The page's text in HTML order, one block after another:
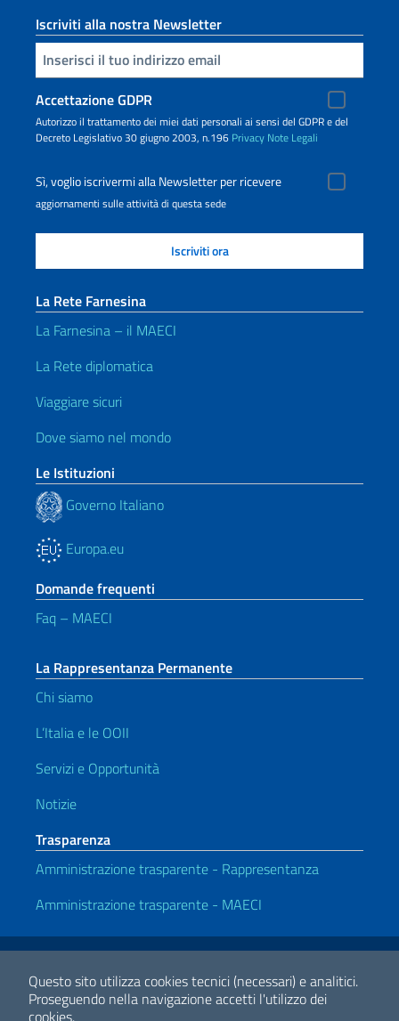
Questo sito utilizza cookies tecnici (necessari) e analitici.
Proseguendo nella navigazione accetti l'utilizzo dei
cookies.
Iscriviti alla nostra Newsletter
Inserisci la tua email
Accettazione GDPR
Autorizzo il trattamento dei miei dati personali ai sensi del GDPR e del
Decreto Legislativo 30 giugno 2003, n.196 Privacy Note Legali
Sì, voglio iscrivermi alla Newsletter per ricevere
aggiornamenti sulle attività di questa sede
La Rete Farnesina
La Farnesina – il MAECI
La Rete diplomatica
Viaggiare sicuri
Dove siamo nel mondo
Le Istituzioni
Governo Italiano
Europa.eu
Domande frequenti
Faq – MAECI
La Rappresentanza Permanente
Chi siamo
L’Italia e le OOII
Servizi e Opportunità
Notizie
Trasparenza
Amministrazione trasparente - Rappresentanza
Amministrazione trasparente - MAECI
Link Utili